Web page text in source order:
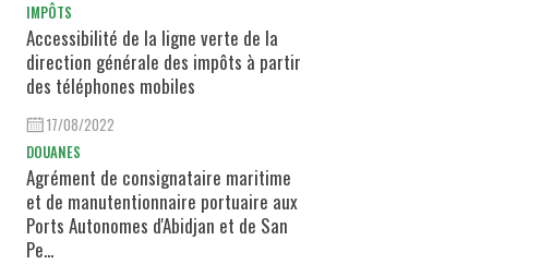
IMPÔTS
Accessibilité de la ligne verte de la
direction générale des impôts à partir
des téléphones mobiles
17/08/2022
DOUANES
Agrément de consignataire maritime
et de manutentionnaire portuaire aux
Ports Autonomes d'Abidjan et de San
Pe...